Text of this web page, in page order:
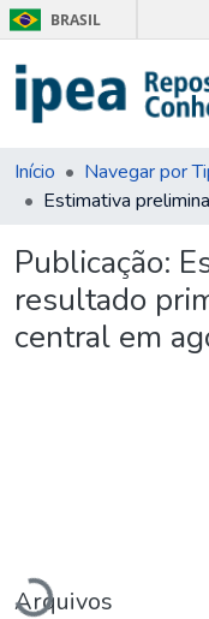
BRASIL
Início
Publicação:
resultado
central em
Carregando...
Arquivos